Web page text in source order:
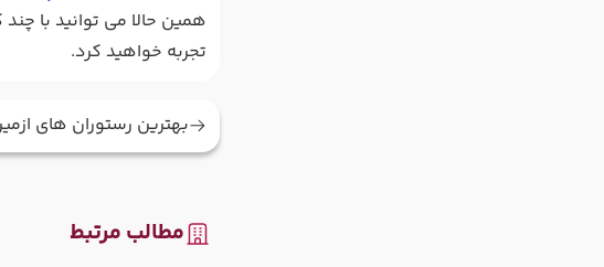
همین حالا می توانید با
تجربه خواهید کرد.
بهترین رستوران های
مطالب مرتبط